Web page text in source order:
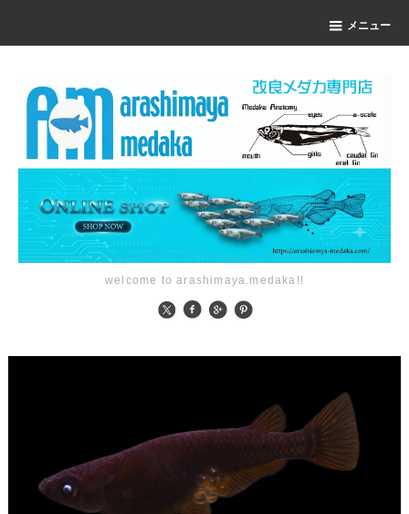
メニュー
welcome to arashimaya.medaka!!